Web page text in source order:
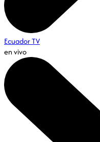
Ecuador TV
en vivo